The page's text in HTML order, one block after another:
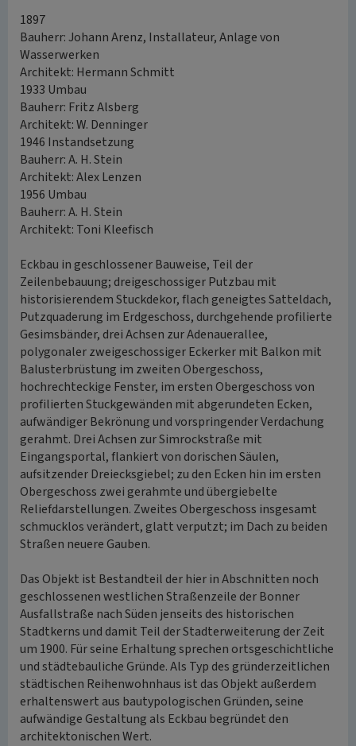
1897
Bauherr: Johann Arenz, Installateur, Anlage von
Wasserwerken
Architekt: Hermann Schmitt
1933 Umbau
Bauherr: Fritz Alsberg
Architekt: W. Denninger
1946 Instandsetzung
Bauherr: A. H. Stein
Architekt: Alex Lenzen
1956 Umbau
Bauherr: A. H. Stein
Architekt: Toni Kleefisch
Eckbau in geschlossener Bauweise, Teil der
Zeilenbebauung; dreigeschossiger Putzbau mit
historisierendem Stuckdekor, flach geneigtes Satteldach,
Putzquaderung im Erdgeschoss, durchgehende profilierte
Gesimsbänder, drei Achsen zur Adenauerallee,
polygonaler zweigeschossiger Eckerker mit Balkon mit
Balusterbrüstung im zweiten Obergeschoss,
hochrechteckige Fenster, im ersten Obergeschoss von
profilierten Stuckgewänden mit abgerundeten Ecken,
aufwändiger Bekrönung und vorspringender Verdachung
gerahmt. Drei Achsen zur Simrockstraße mit
Eingangsportal, flankiert von dorischen Säulen,
aufsitzender Dreiecksgiebel; zu den Ecken hin im ersten
Obergeschoss zwei gerahmte und übergiebelte
Reliefdarstellungen. Zweites Obergeschoss insgesamt
schmucklos verändert, glatt verputzt; im Dach zu beiden
Straßen neuere Gauben.
Das Objekt ist Bestandteil der hier in Abschnitten noch
geschlossenen westlichen Straßenzeile der Bonner
Ausfallstraße nach Süden jenseits des historischen
Stadtkerns und damit Teil der Stadterweiterung der Zeit
um 1900. Für seine Erhaltung sprechen ortsgeschichtliche
und städtebauliche Gründe. Als Typ des gründerzeitlichen
städtischen Reihenwohnhaus ist das Objekt außerdem
erhaltenswert aus bautypologischen Gründen, seine
aufwändige Gestaltung als Eckbau begründet den
architektonischen Wert.